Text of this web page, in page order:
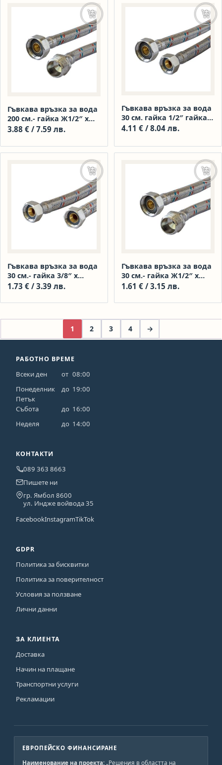
Гъвкава връзка за вода
200 см.- гайка Ж1/2″ х
нипел М1/2″
3.88 € / 7.59 лв.
Добавяне в количката
Гъвкава връзка за вода
30 см. гайка 1/2″ гайка
1/2″ Гигант
4.11 € / 8.04 лв.
Гъвкава връзка за вода
30 см.- гайка 3/8″ х
гайка гайка 3/8″
1.73 € / 3.39 лв.
Добавяне в количката
Гъвкава връзка за вода
30 см.- гайка Ж1/2″ х
нипел М1/2″
1.61 € / 3.15 лв.
1 2 3 4 →
РАБОТНО ВРЕМЕ
Всеки ден от 08:00
Понеделник
до 19:00
Петък
Събота
до 16:00
Неделя
до 14:00
КОНТАКТИ
089 363 8663
Пишете ни
гр. Ямбол 8600
ул. Индже войвода 35
FacebookInstagramTikTok
GDPR
Политика за бисквитки
Политика за поверителност
Условия за ползване
Лични данни
ЗА КЛИЕНТА
Доставка
Начин на плащане
Транспортни услуги
Рекламации
ЕВРОПЕЙСКО ФИНАНСИРАНЕ
Наименование на проекта: „Решения в областта на